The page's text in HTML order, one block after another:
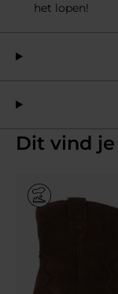
het lopen!
Dit vind